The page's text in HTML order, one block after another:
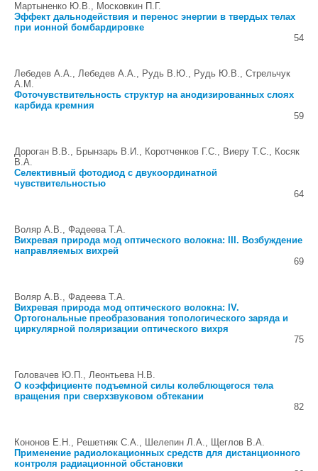
Мартыненко Ю.В., Московкин П.Г.
Эффект дальнодействия и перенос энергии в твердых телах
при ионной бомбардировке
54
Лебедев А.А., Лебедев А.А., Рудь В.Ю., Рудь Ю.В., Стрельчук
А.М.
Фоточувствительность структур на анодизированных слоях
карбида кремния
59
Дороган В.В., Брынзарь В.И., Коротченков Г.С., Виеру Т.С., Косяк
В.А.
Селективный фотодиод с двукоординатной
чувствительностью
64
Воляр А.В., Фадеева Т.А.
Вихревая природа мод оптического волокна: III. Возбуждение
направляемых вихрей
69
Воляр А.В., Фадеева Т.А.
Вихревая природа мод оптического волокна: IV.
Ортогональные преобразования топологического заряда и
циркулярной поляризации оптического вихря
75
Головачев Ю.П., Леонтьева Н.В.
О коэффициенте подъемной силы колеблющегося тела
вращения при сверхзвуковом обтекании
82
Кононов Е.Н., Решетняк С.А., Шелепин Л.А., Щеглов В.А.
Применение радиолокационных средств для дистанционного
контроля радиационной обстановки